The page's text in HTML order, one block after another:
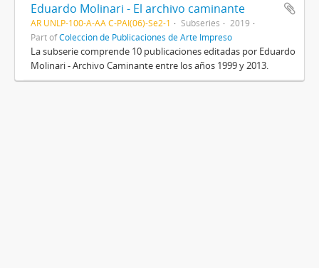
Eduardo Molinari - El archivo caminante
AR UNLP-100-A-AA C-PAI(06)-Se2-1 Subseries
2019
Part ofColección de Publicaciones de Arte Impreso
La subserie comprende 10 publicaciones editadas por Eduardo
Molinari - Archivo Caminante entre los años 1999 y 2013.